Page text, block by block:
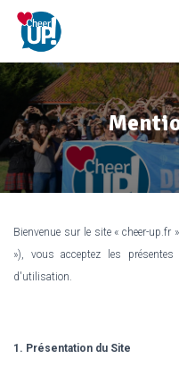
Bienvenue sur le site « cheer-up.fr
»), vous acceptez les
d'utilisation.
1. Présentation du Site